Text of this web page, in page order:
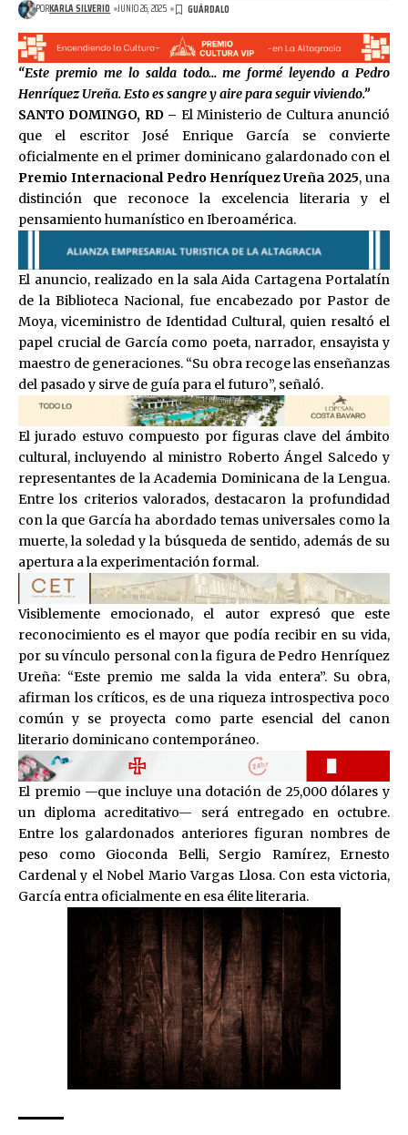
PORKARLA SILVERIO JUNIO 26, 2025
“Este premio me lo salda todo… me formé leyendo a Pedro
Henríquez Ureña. Esto es sangre y aire para seguir viviendo.”
SANTO DOMINGO, RD – El Ministerio de Cultura anunció
que el escritor José Enrique García se convierte
oficialmente en el primer dominicano galardonado con el
Premio Internacional Pedro Henríquez Ureña 2025, una
distinción que reconoce la excelencia literaria y el
pensamiento humanístico en Iberoamérica.
El anuncio, realizado en la sala Aida Cartagena Portalatín
de la Biblioteca Nacional, fue encabezado por Pastor de
Moya, viceministro de Identidad Cultural, quien resaltó el
papel crucial de García como poeta, narrador, ensayista y
maestro de generaciones. “Su obra recoge las enseñanzas
del pasado y sirve de guía para el futuro”, señaló.
El jurado estuvo compuesto por figuras clave del ámbito
cultural, incluyendo al ministro Roberto Ángel Salcedo y
representantes de la Academia Dominicana de la Lengua.
Entre los criterios valorados, destacaron la profundidad
con la que García ha abordado temas universales como la
muerte, la soledad y la búsqueda de sentido, además de su
apertura a la experimentación formal.
Visiblemente emocionado, el autor expresó que este
reconocimiento es el mayor que podía recibir en su vida,
por su vínculo personal con la figura de Pedro Henríquez
Ureña: “Este premio me salda la vida entera”. Su obra,
afirman los críticos, es de una riqueza introspectiva poco
común y se proyecta como parte esencial del canon
literario dominicano contemporáneo.
El premio —que incluye una dotación de 25,000 dólares y
un diploma acreditativo— será entregado en octubre.
Entre los galardonados anteriores figuran nombres de
peso como Gioconda Belli, Sergio Ramírez, Ernesto
Cardenal y el Nobel Mario Vargas Llosa. Con esta victoria,
García entra oficialmente en esa élite literaria.